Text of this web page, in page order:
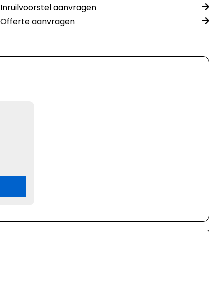
Inruilvoorstel aanvragen
Offerte aanvragen